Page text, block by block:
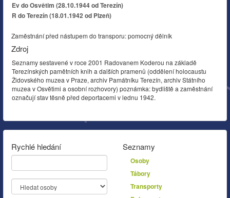
Ev do Osvětim (28.10.1944 od Terezín)
R do Terezín (18.01.1942 od Plzeň)
Zaměstnání před nástupem do transporu: pomocný dělník
Zdroj
Seznamy sestavené v roce 2001 Radovanem Koderou na základě
Terezínských pamětních knih a dalších pramenů (oddělení holocaustu
Židovského muzea v Praze, archiv Památníku Terezín, archiv Státního
muzea v Osvětimi a osobní rozhovory) poznámka: bydliště a zaměstnání
označují stav těsně před deportacemi v lednu 1942.
Rychlé hledání Seznamy
Osoby
Tábory
Transporty